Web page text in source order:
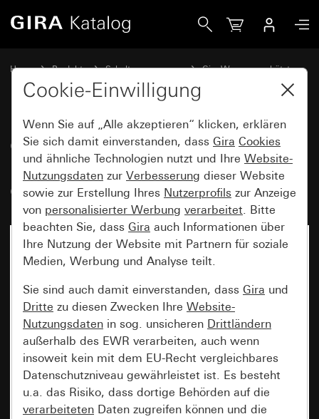
Home Produkte Schalterprogramme
Gira Wassergeschützt
Gira Wassergeschützt Aufputz IP44
Glasscheibe für Abdeckung mit
Beschriftungsfeld und
Glasscheibe
Cookie-Einwilligung
Wenn Sie auf „Alle akzeptieren“ klicken, erklären
Sie sich damit einverstanden, dass Gira Cookies
und ähnliche Technologien nutzt und Ihre Website-
Nutzungsdaten zur Verbesserung dieser Website
sowie zur Erstellung Ihres Nutzerprofils zur Anzeige
von personalisierter Werbung verarbeitet. Bitte
beachten Sie, dass Gira auch Informationen über
Ihre Nutzung der Website mit Partnern für soziale
Medien, Werbung und Analyse teilt.
Sie sind auch damit einverstanden, dass Gira und
Dritte zu diesen Zwecken Ihre Website-
Nutzungsdaten in sog. unsicheren Drittländern
außerhalb des EWR verarbeiten, auch wenn
insoweit kein mit dem EU-Recht vergleichbares
Datenschutzniveau gewährleistet ist. Es besteht
u.a. das Risiko, dass dortige Behörden auf die
verarbeiteten Daten zugreifen können und die